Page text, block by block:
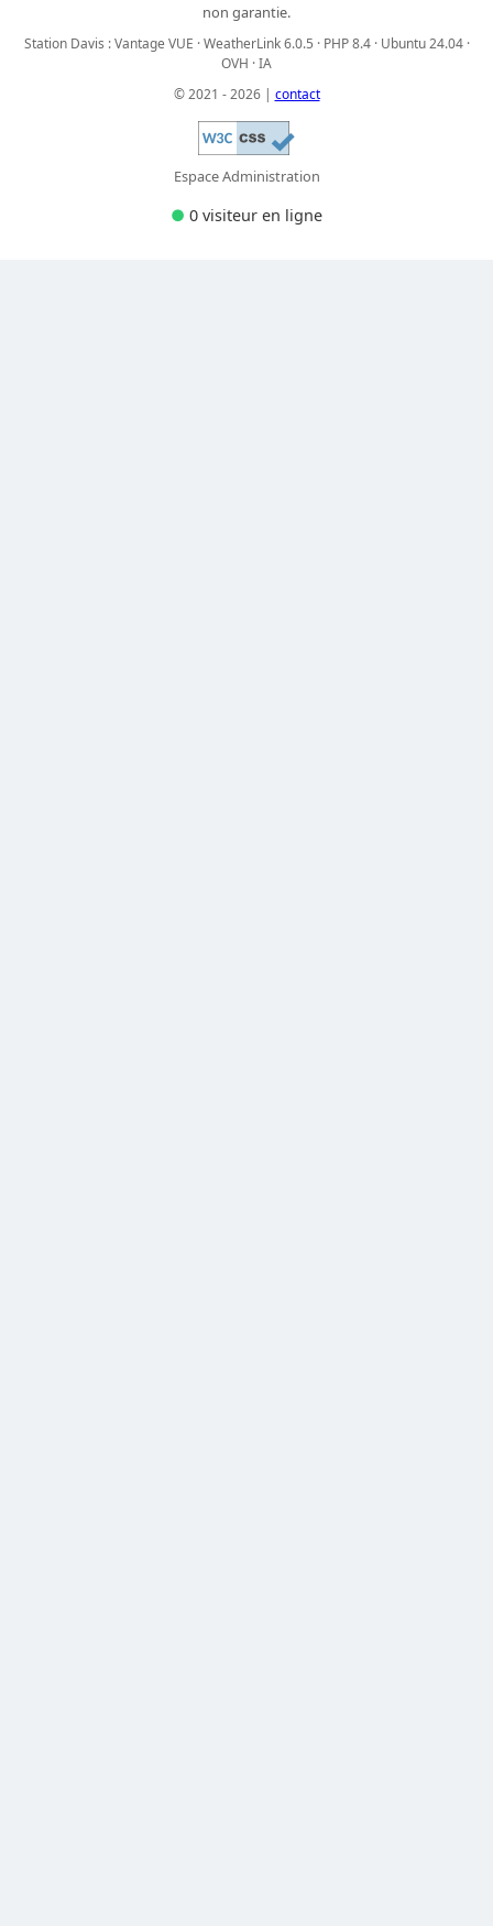
non garantie.
Station Davis : Vantage VUE · WeatherLink 6.0.5 · PHP 8.4 · Ubuntu 24.04 ·
OVH · IA
© 2021 - 2026 | contact
Espace Administration
● 0 visiteur en ligne